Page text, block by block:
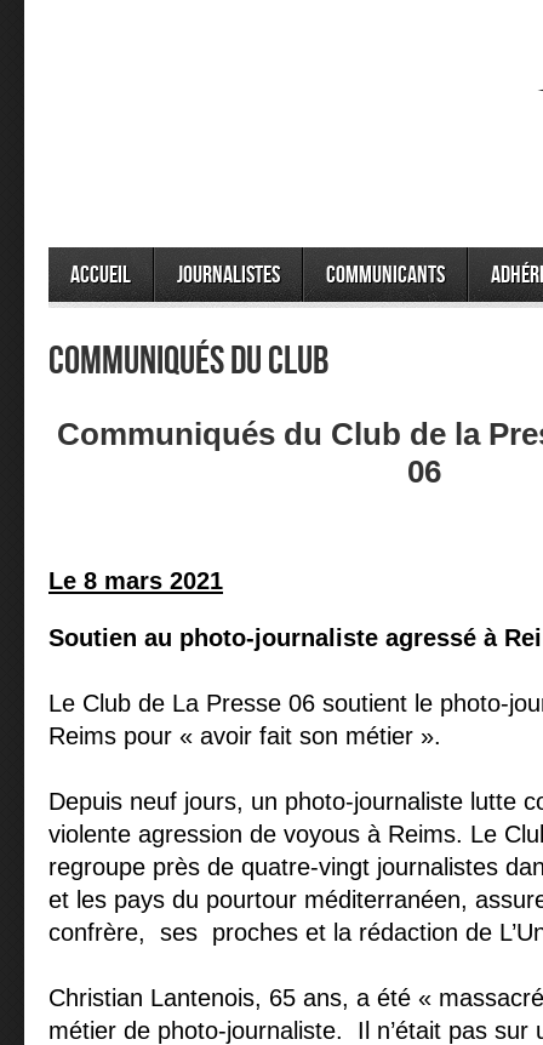
Accueil Journalistes Communicants
Communiqués du Club
Communiqués du Club de la
06
Le 8 mars 2021
Soutien au photo-journaliste agressé à
Le Club de La Presse 06 soutient le photo-
Reims pour « avoir fait son métier ».
Depuis neuf jours, un photo-journaliste lutte
violente agression de voyous à Reims. Le
regroupe près de quatre-vingt journalistes
et les pays du pourtour méditerranéen,
confrère, ses proches et la rédaction de
Christian Lantenois, 65 ans, a été «
métier de photo-journaliste. Il n’était pas sur